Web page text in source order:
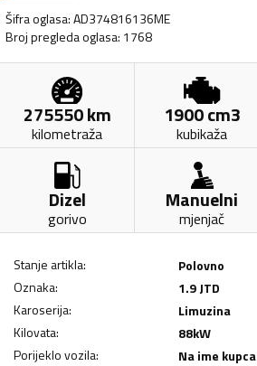
Šifra oglasa:AD374816136ME
Broj pregleda oglasa: 1768
275550km
kilometraža
1900cm3
kubikaža
Dizel
gorivo
Manuelni
mjenjač
Stanje artikla:
Polovno
Oznaka:
1.9 JTD
Karoserija:
Limuzina
Kilovata: 88kW
Porijeklo vozila:
Na ime kupca